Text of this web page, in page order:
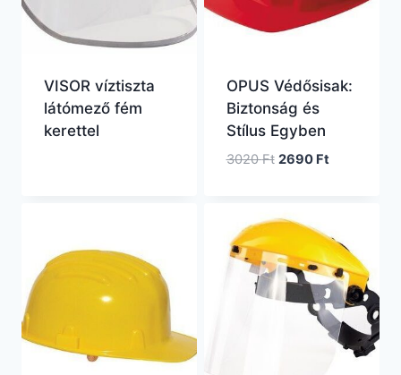
VISOR víztiszta
látómező fém
kerettel
OPUS Védősisak:
Biztonság és
Stílus Egyben
3020Ft Original
3020 Ft.
2690 FtCurrent